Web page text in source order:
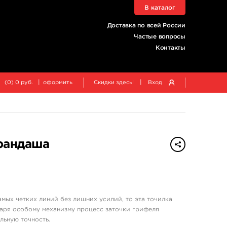
Доставка по всей России
Частые вопросы
Контакты
В каталог
(0) 0 руб. оформить Скидки здесь! Вход
четких линий без лишних усилий, то эта точилка
особому механизму процесс заточки грифеля
точность.